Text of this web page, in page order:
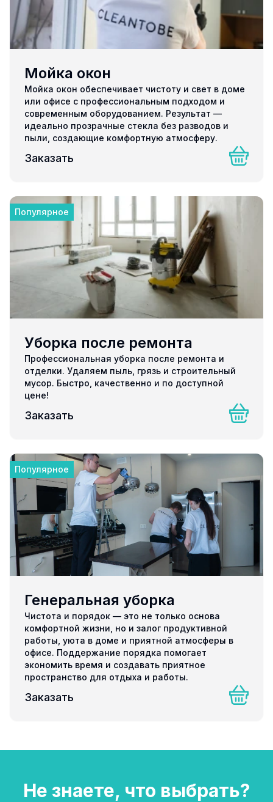
Мойка окон
Мойка окон обеспечивает чистоту и свет в доме
или офисе с профессиональным подходом и
современным оборудованием. Результат —
идеально прозрачные стекла без разводов и
пыли, создающие комфортную атмосферу.
Заказать
Популярное
Уборка после ремонта
Профессиональная уборка после ремонта и
отделки. Удаляем пыль, грязь и строительный
мусор. Быстро, качественно и по доступной
цене!
Заказать
Популярное
Генеральная уборка
Чистота и порядок — это не только основа
комфортной жизни, но и залог продуктивной
работы, уюта в доме и приятной атмосферы в
офисе. Поддержание порядка помогает
экономить время и создавать приятное
пространство для отдыха и работы.
Заказать
Не знаете, что выбрать?